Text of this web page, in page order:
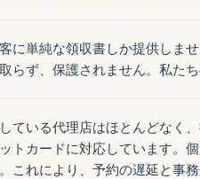
に単純な領収書しか提供しま
らず、保護されません。私た
ている代理店はほとんどなく
トカードに対応しています。
これにより、予約の遅延と事務